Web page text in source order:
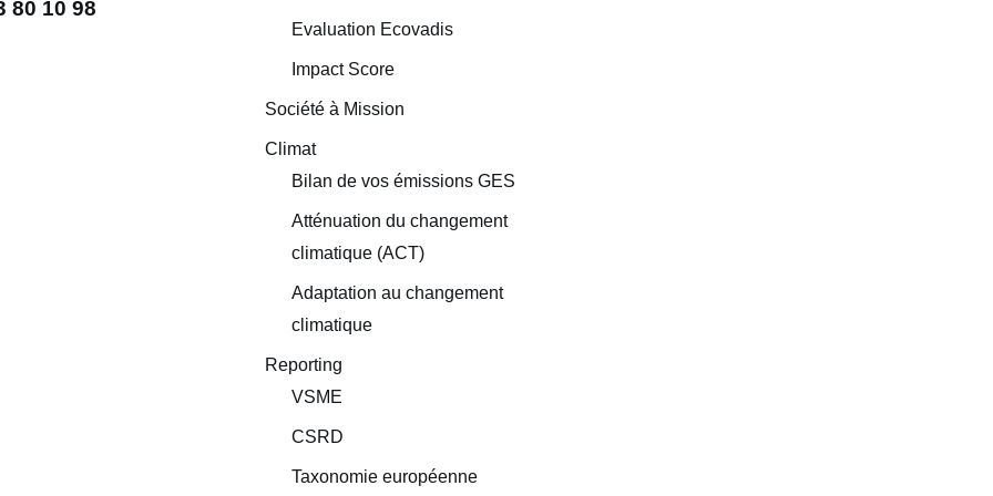
80 10 98
Evaluation Ecovadis
Impact Score
Société à Mission
Climat
Bilan de vos émissions GES
Atténuation du changement
climatique (ACT)
Adaptation au changement
climatique
Reporting
VSME
CSRD
Taxonomie européenne